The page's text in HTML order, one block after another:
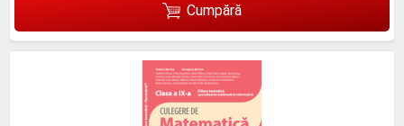
Cumpără